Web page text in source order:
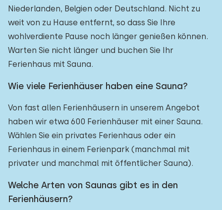
Niederlanden, Belgien oder Deutschland. Nicht zu
weit von zu Hause entfernt, so dass Sie Ihre
wohlverdiente Pause noch länger genießen können.
Warten Sie nicht länger und buchen Sie Ihr
Ferienhaus mit Sauna.
Wie viele Ferienhäuser haben eine Sauna?
Von fast allen Ferienhäusern in unserem Angebot
haben wir etwa 600 Ferienhäuser mit einer Sauna.
Wählen Sie ein privates Ferienhaus oder ein
Ferienhaus in einem Ferienpark (manchmal mit
privater und manchmal mit öffentlicher Sauna).
Welche Arten von Saunas gibt es in den
Ferienhäusern?